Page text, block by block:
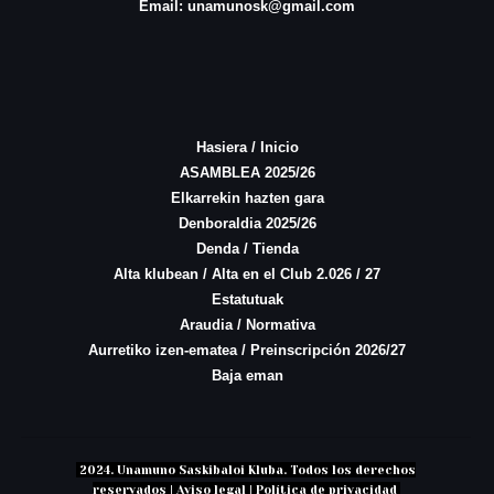
Email: unamunosk@gmail.com
Hasiera / Inicio
ASAMBLEA 2025/26
Elkarrekin hazten gara
Denboraldia 2025/26
Denda / Tienda
Alta klubean / Alta en el Club 2.026 / 27
Estatutuak
Araudia / Normativa
Aurretiko izen-ematea / Preinscripción 2026/27
Baja eman
2024. Unamuno Saskibaloi Kluba. Todos los derechos
reservados | Aviso legal | Política de privacidad